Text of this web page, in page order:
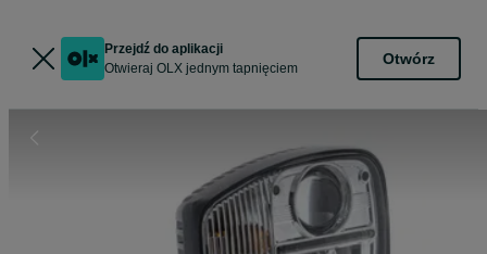
Przejdź do aplikacji
Otwieraj OLX jednym tapnięciem
Otwórz